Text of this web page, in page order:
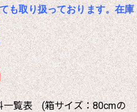
も取り扱っております。在庫
表 (箱サイズ：80cmの